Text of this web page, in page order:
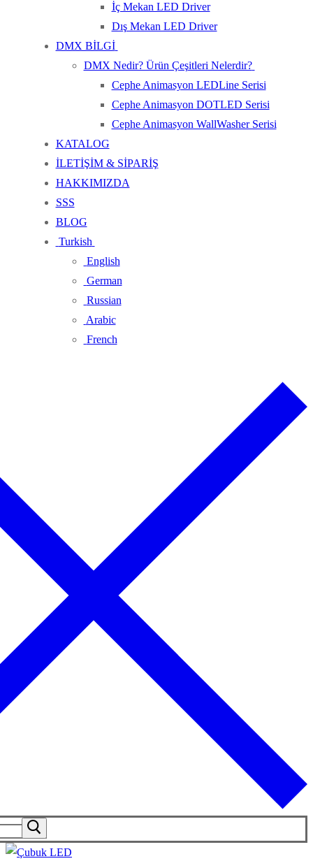
İç Mekan LED Driver
Dış Mekan LED Driver
DMX BİLGİ
DMX Nedir? Ürün Çeşitleri Nelerdir?
Cephe Animasyon LEDLine Serisi
Cephe Animasyon DOTLED Serisi
Cephe Animasyon WallWasher Serisi
KATALOG
İLETİŞİM & SİPARİŞ
HAKKIMIZDA
SSS
BLOG
Turkish
English
German
Russian
Arabic
French